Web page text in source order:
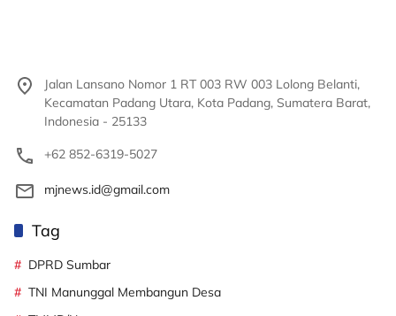
Jalan Lansano Nomor 1 RT 003 RW 003 Lolong Belanti,
Kecamatan Padang Utara, Kota Padang, Sumatera Barat,
Indonesia - 25133
+62 852-6319-5027
mjnews.id@gmail.com
Tag
DPRD Sumbar
TNI Manunggal Membangun Desa